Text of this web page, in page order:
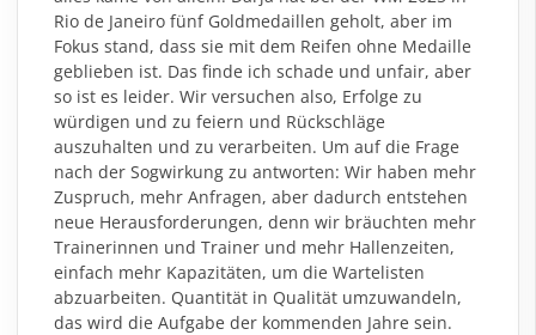
Rio de Janeiro fünf Goldmedaillen geholt, aber im
Fokus stand, dass sie mit dem Reifen ohne Medaille
geblieben ist. Das finde ich schade und unfair, aber
so ist es leider. Wir versuchen also, Erfolge zu
würdigen und zu feiern und Rückschläge
auszuhalten und zu verarbeiten. Um auf die Frage
nach der Sogwirkung zu antworten: Wir haben mehr
Zuspruch, mehr Anfragen, aber dadurch entstehen
neue Herausforderungen, denn wir bräuchten mehr
Trainerinnen und Trainer und mehr Hallenzeiten,
einfach mehr Kapazitäten, um die Wartelisten
abzuarbeiten. Quantität in Qualität umzuwandeln,
das wird die Aufgabe der kommenden Jahre sein.